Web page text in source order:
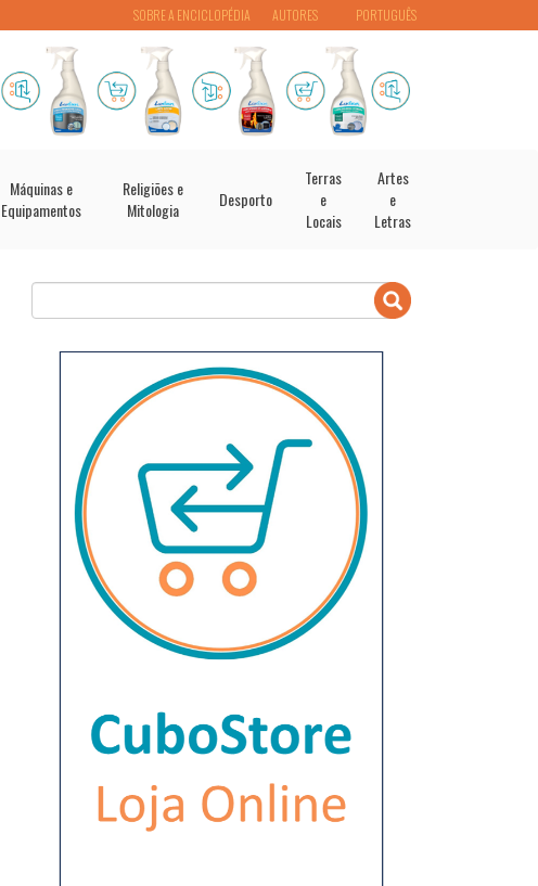
PORTUGUÊS
SOBRE A ENCICLOPÉDIA AUTORES
Máquinas e
Equipamentos
Religiões e
Mitologia
Desporto
Terras
e
Locais
Artes
e
Letras